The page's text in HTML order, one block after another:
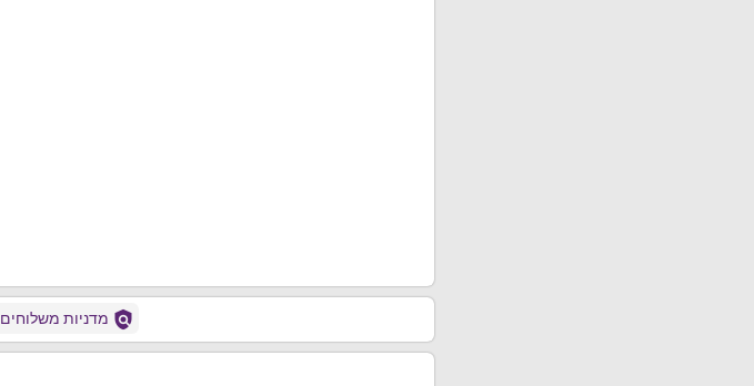
policy מדניות משלוחים